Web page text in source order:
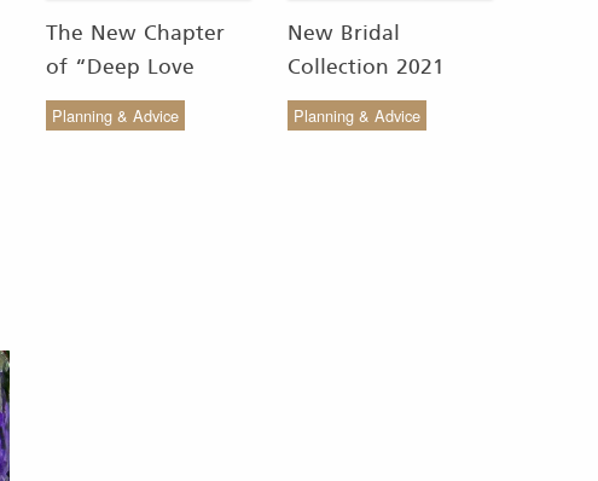
The New Chapter
of “Deep Love
Wedding Studio” :
รังสรรค์ผ้าทอของไทยให้
Planning & Advice
New Bridal
Collection 2021
from COCO CHIC
สวย เรียบง่าย สไตล์มินิ
Planning & Advice